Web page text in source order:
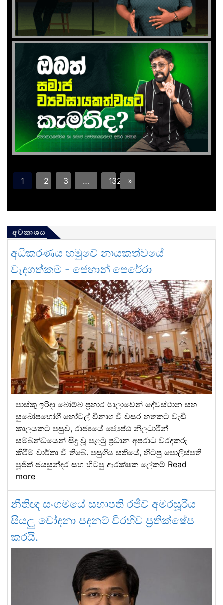
1 2 3 … 132 »
අවකාශය
අධිකරණය හමුවේ නායකත්වයේ
වැදගත්කම - ජෙහාන් පෙරේරා
පාස්කු ඉරිදා බෝම්බ ප්‍රහාර මාලාවෙන් දේවස්ථාන සහ
සුඛෝපභෝගී හෝටල් විනාශ වී වසර හතකට වැඩි
කාලයකට පසුව, රාජ්‍යයේ ජ්‍යෙෂ්ඨ නිලධාරීන්
සම්බන්ධයෙන් සිදු වූ පළමු ප්‍රධාන අපරාධ වරදකරු
කිරීම් වාර්තා වී තිබේ. පසුගිය සතියේ, හිටපු පොලිස්පති
පූජිත් ජයසුන්දර සහ හිටපු ආරක්ෂක ලේකම් Read
more
නීතිඥ සංගමයේ සභාපති රජීව් අමරසූරිය
සියලු චෝදනා පදනම් විරහිව ප්‍රතික්ෂේප
කරයි.